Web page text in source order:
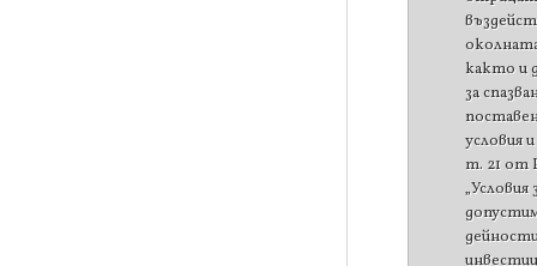
както и
за
условия
т. 21 от
„Условия